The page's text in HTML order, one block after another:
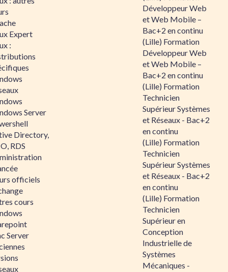
Expert
:
Server
Directory,
RDS
officiels
cours
Server
Développeur Web
et Web Mobile –
Bac+2 en continu
(Lille) Formation
Développeur Web
et Web Mobile –
Bac+2 en continu
(Lille) Formation
Technicien
Supérieur Systèmes
et Réseaux - Bac+2
en continu
(Lille) Formation
Technicien
Supérieur Systèmes
et Réseaux - Bac+2
en continu
(Lille) Formation
Technicien
Supérieur en
Conception
Industrielle de
Systèmes
Mécaniques -